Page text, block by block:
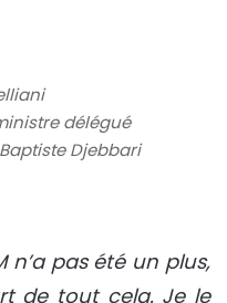
délégué
Djebbari
n’a pas été un plus,
de tout cela. Je le